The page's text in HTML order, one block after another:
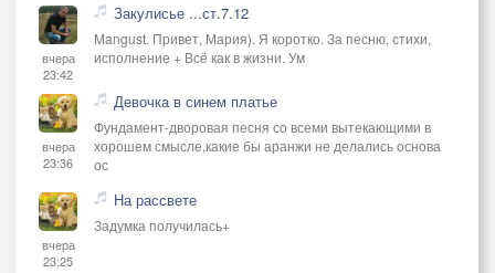
вчера
23:42
Закулисье ...ст.7.12
Mangust. Привет, Мария). Я коротко. За песню, стихи,
исполнение + Всё как в жизни. Ум
вчера
23:36
Девочка в синем платье
Фундамент-дворовая песня со всеми вытекающими в
хорошем смысле,какие бы аранжи не делались основа
ос
вчера
23:25
На рассвете
Задумка получилась+